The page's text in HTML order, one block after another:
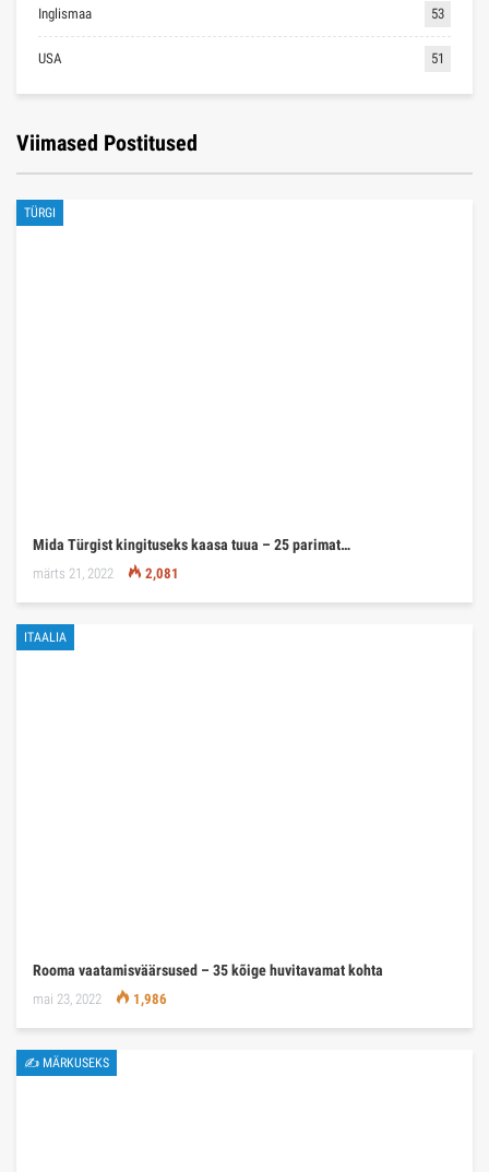
Inglismaa 53
USA 51
Viimased Postitused
TÜRGI
Mida Türgist kingituseks kaasa tuua – 25 parimat…
märts 21, 2022 2,081
ITAALIA
Rooma vaatamisväärsused – 35 kõige huvitavamat kohta
mai 23, 2022 1,986
✍ MÄRKUSEKS